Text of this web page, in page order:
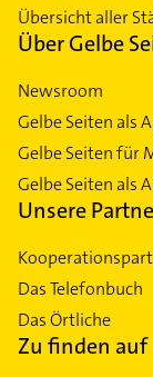
Übersicht aller
Über Gelbe
Newsroom
Gelbe Seiten als
Gelbe Seiten für
Gelbe Seiten als
Unsere
Das Telefonbuch
Das Örtliche
Zu finden auf